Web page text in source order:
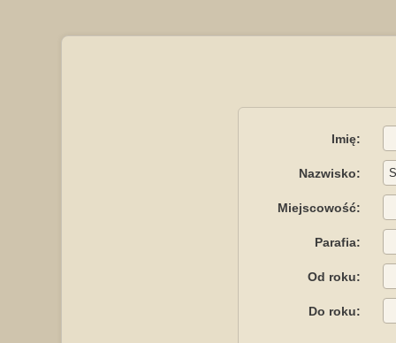
Imię:
Nazwisko:
Miejscowość:
Parafia:
Od roku:
Do roku: